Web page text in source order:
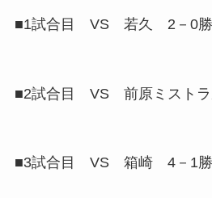
■1試合目 VS 若久 2－0勝
■2試合目 VS 前原ミスト
■3試合目 VS 箱崎 4－1勝